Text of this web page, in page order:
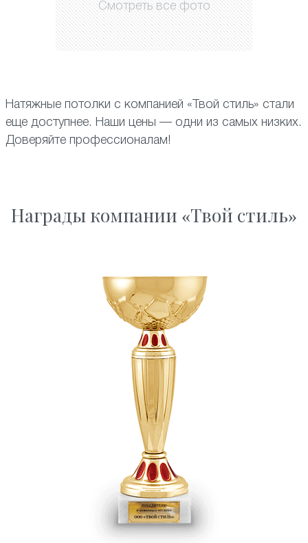
Смотреть все фото
Натяжные потолки с компанией «Твой стиль» стали
еще доступнее. Наши цены — одни из самых низких.
Доверяйте профессионалам!
Награды компании «Твой стиль»